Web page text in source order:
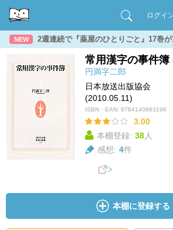
ログイ
NEW 2週連続で『薬屋のひとりごと』17巻
常用漢字の事件簿
円満字二郎
日本放送出版協会
(2010.05.11)
ISBN・EAN: 9784140883198
3.00
本棚登録: 38人
感想: 4件
本棚に登録する